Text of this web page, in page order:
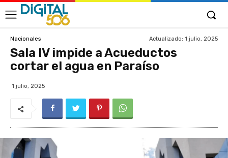
Nacionales Actualizado: 1 julio, 2025
Sala IV impide a Acueductos
cortar el agua en Paraíso
1 julio, 2025